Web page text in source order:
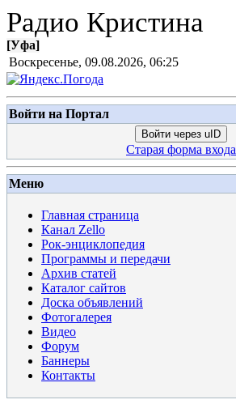
Радио Кристина
[Уфа]
Воскресенье, 09.08.2026, 06:25
Войти на Портал
Войти через uID
Старая форма входа
Меню
Главная страница
Канал Zello
Рок-энциклопедия
Программы и передачи
Архив статей
Каталог сайтов
Доска объявлений
Фотогалерея
Видео
Форум
Баннеры
Контакты